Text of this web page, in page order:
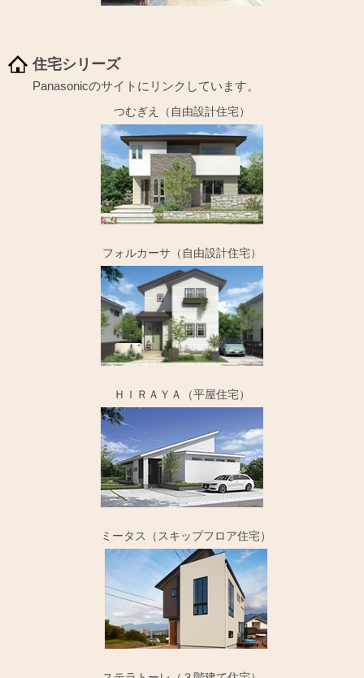
住宅シリーズ
Panasonicのサイトにリンクしています。
つむぎえ（自由設計住宅）
フォルカーサ（自由設計住宅）
ＨＩＲＡＹＡ（平屋住宅）
ミータス（スキップフロア住宅）